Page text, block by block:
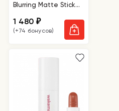
Blurring Matte Stick
1 480₽
(+74 бонусов)